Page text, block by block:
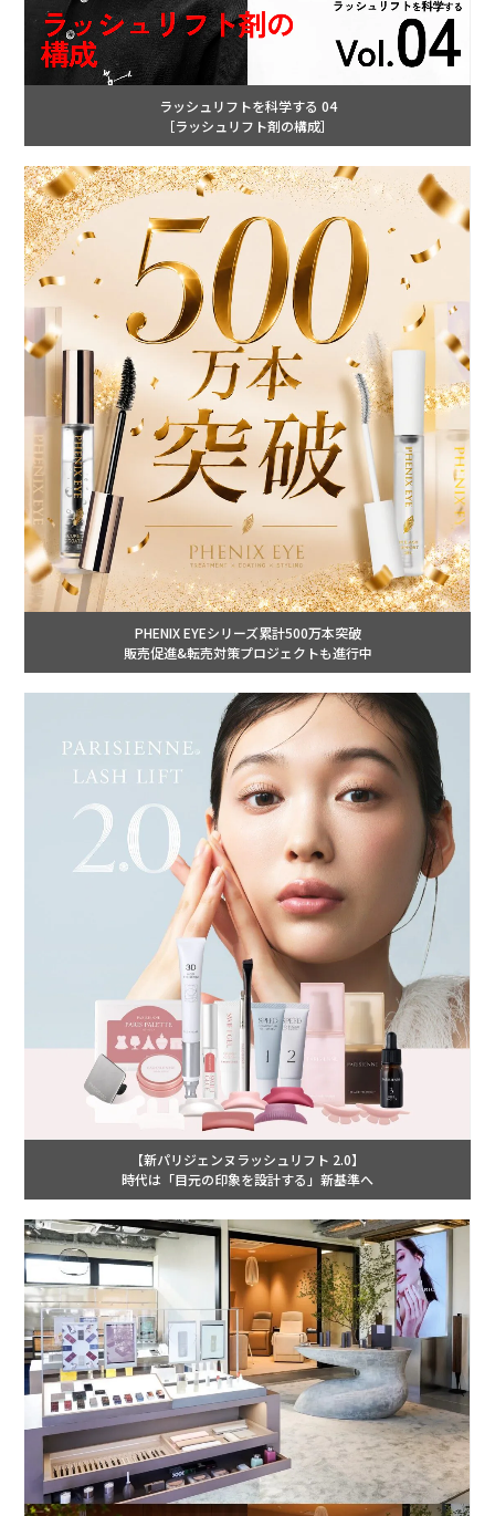
ラッシュリフトを科学する 04
［ラッシュリフト剤の構成］
PHENIX EYEシリーズ累計500万本突破
販売促進&転売対策プロジェクトも進行中
【新パリジェンヌラッシュリフト 2.0】
時代は「目元の印象を設計する」新基準へ